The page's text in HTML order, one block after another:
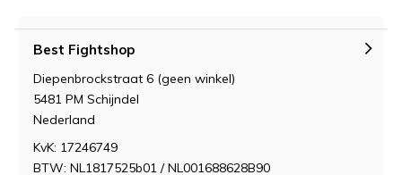
Best Fightshop
Diepenbrockstraat 6 (geen winkel)
5481 PM Schijndel
Nederland
KvK: 17246749
BTW: NL1817525b01 / NL001688628B90